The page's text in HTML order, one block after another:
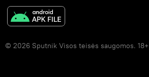
© 2026 Sputnik Visos teisės saugomos. 18+